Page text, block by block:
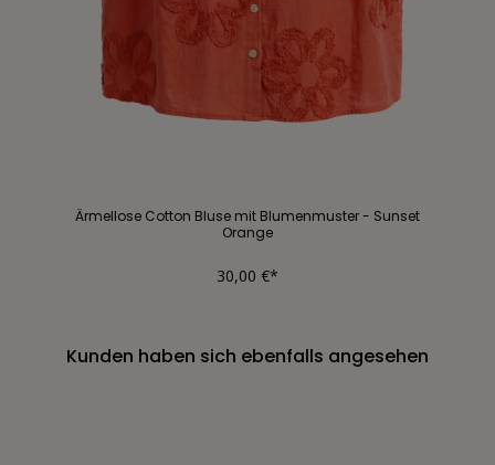
Ärmellose Cotton Bluse mit Blumenmuster - Sunset
Orange
30,00 €*
Kunden haben sich ebenfalls angesehen